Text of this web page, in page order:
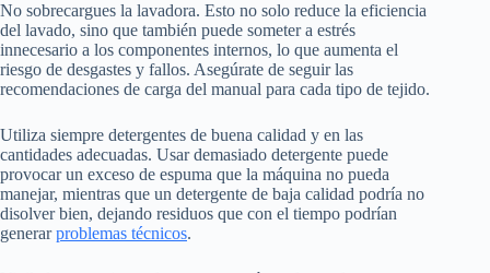
No sobrecargues la lavadora. Esto no solo reduce la eficiencia
del lavado, sino que también puede someter a estrés
innecesario a los componentes internos, lo que aumenta el
riesgo de desgastes y fallos. Asegúrate de seguir las
recomendaciones de carga del manual para cada tipo de tejido.
Utiliza siempre detergentes de buena calidad y en las
cantidades adecuadas. Usar demasiado detergente puede
provocar un exceso de espuma que la máquina no pueda
manejar, mientras que un detergente de baja calidad podría no
disolver bien, dejando residuos que con el tiempo podrían
generarproblemas técnicos.